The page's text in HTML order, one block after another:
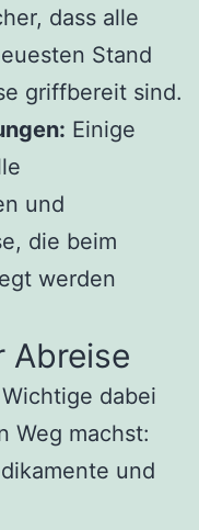
dass alle
Stand
griffbereit sind.
Einige
und
die beim
werden
Abreise
dabei
Weg machst:
und